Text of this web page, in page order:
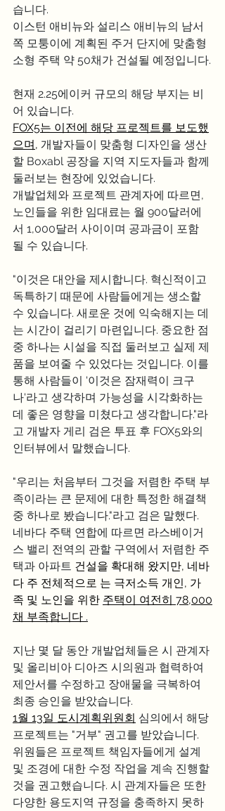
습니다.
이스턴 애비뉴와 설리스 애비뉴의 남서
쪽 모퉁이에 계획된 주거 단지에 맞춤형
소형 주택 약 50채가 건설될 예정입니다.
현재 2.25에이커 규모의 해당 부지는 비
어 있습니다.
FOX5는 이전에 해당 프로젝트를 보도했
으며, 개발자들이 맞춤형 디자인을 생산
할 Boxabl 공장을 지역 지도자들과 함께
둘러보는 현장에 있었습니다.
개발업체와 프로젝트 관계자에 따르면,
노인들을 위한 임대료는 월 900달러에
서 1,000달러 사이이며 공과금이 포함
될 수 있습니다.
"이것은 대안을 제시합니다. 혁신적이고
독특하기 때문에 사람들에게는 생소할
수 있습니다. 새로운 것에 익숙해지는 데
는 시간이 걸리기 마련입니다. 중요한 점
중 하나는 시설을 직접 둘러보고 실제 제
품을 보여줄 수 있었다는 것입니다. 이를
통해 사람들이 '이것은 잠재력이 크구
나'라고 생각하며 가능성을 시각화하는
데 좋은 영향을 미쳤다고 생각합니다."라
고 개발자 게리 검은 투표 후 FOX5와의
인터뷰에서 말했습니다.
"우리는 처음부터 그것을 저렴한 주택 부
족이라는 큰 문제에 대한 특정한 해결책
중 하나로 봤습니다."라고 검은 말했다.
네바다 주택 연합에 따르면 라스베이거
스 밸리 전역의 관할 구역에서 저렴한 주
택과 아파트 건설을 확대해 왔지만, 네바
다 주 전체적으로 는 극저소득 개인, 가
족 및 노인을 위한 주택이 여전히 78,000
채 부족합니다 .
지난 몇 달 동안 개발업체들은 시 관계자
및 올리비아 디아즈 시의원과 협력하여
제안서를 수정하고 장애물을 극복하여
최종 승인을 받았습니다.
1월 13일 도시계획위원회 심의에서 해당
프로젝트는 "거부" 권고를 받았습니다.
위원들은 프로젝트 책임자들에게 설계
및 조경에 대한 수정 작업을 계속 진행할
것을 권고했습니다. 시 관계자들은 또한
다양한 용도지역 규정을 충족하지 못하